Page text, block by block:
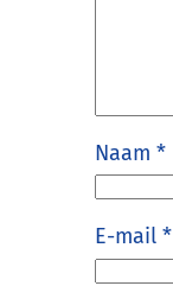
Naam *
E-mail *